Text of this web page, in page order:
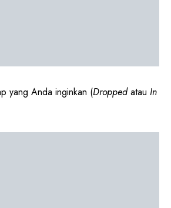
yang Anda inginkan (Droppedatau In